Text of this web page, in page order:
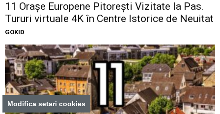
11 Oraşe Europene Pitoreşti Vizitate la Pas.
Tururi virtuale 4K în Centre Istorice de Neuitat
GOKID
Modifica setari cookies